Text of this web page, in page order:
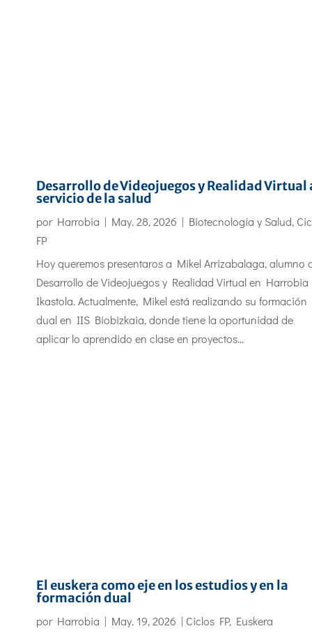
Desarrollo de Videojuegos y Realidad Virtual
servicio de la salud
por Harrobia | May. 28, 2026 | Biotecnología y Salud,
FP
Hoy queremos presentaros a Mikel Arrizabalaga, alumno
Desarrollo de Videojuegos y Realidad Virtual en Harrobia
Ikastola. Actualmente, Mikel está realizando su formación
dual en IIS Biobizkaia, donde tiene la oportunidad de
aplicar lo aprendido en clase en proyectos...
El euskera como eje en los estudios y en la
formación dual
por Harrobia | May. 19, 2026 | Ciclos FP, Euskera